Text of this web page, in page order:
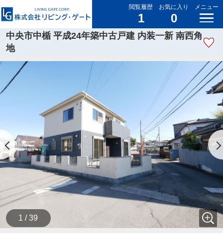
閲覧履歴
1
お気に入り
0
メニュー
中央市中楯 平成24年築中古戸建 内装一新 南西角
地
1 / 39